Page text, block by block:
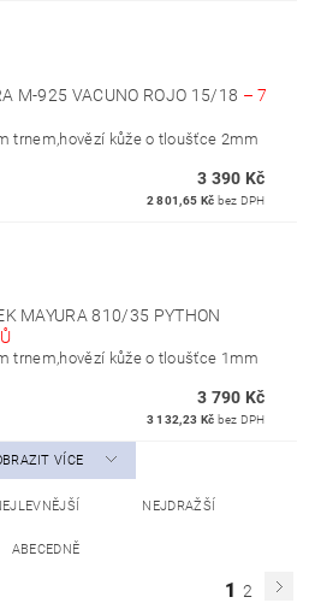
M-925 VACUNO ROJO 15/18 –7
trnem,hovězí kůže o tloušťce 2mm
3 390 Kč
2 801,65 Kč bez DPH
MAYURA 810/35 PYTHON
trnem,hovězí kůže o tloušťce 1mm
3 790 Kč
3 132,23 Kč bez DPH
VÍCE
NEJDRAŽŠÍ
ABECEDNĚ
1 2